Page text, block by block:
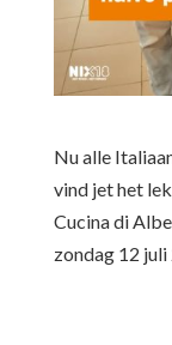
Nu alle
vind jet het
Cucina di
zondag 12 juli